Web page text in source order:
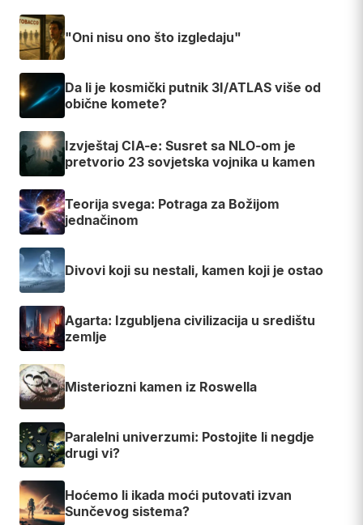
"Oni nisu ono što izgledaju"
Da li je kosmički putnik 3I/ATLAS više od
obične komete?
Izvještaj CIA-e: Susret sa NLO-om je
pretvorio 23 sovjetska vojnika u kamen
Teorija svega: Potraga za Božijom
jednačinom
Divovi koji su nestali, kamen koji je ostao
Agarta: Izgubljena civilizacija u središtu
zemlje
Misteriozni kamen iz Roswella
Paralelni univerzumi: Postojite li negdje
drugi vi?
Hoćemo li ikada moći putovati izvan
Sunčevog sistema?